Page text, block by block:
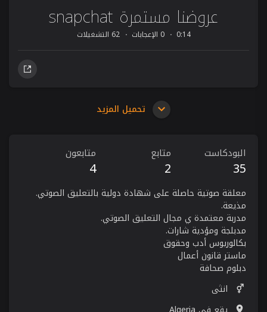
عروضنا مستمرة snapchat
0:14 0 الإعجابات 62 التشغيلات
تحميل المزيد
متابعون
4
متابع
2
البودكاست
35
معلقة صوتية حاصلة على شهادة دولية بالتعليق الصوتي.
مذيعة.
مدربة معتمدة ي مجال التعليق الصوتي.
مدبلجة ومؤدية شارات.
بكالوريوس أدب وحقوق
ماستر قانون أعمال
دبلوم صحافة
انثى